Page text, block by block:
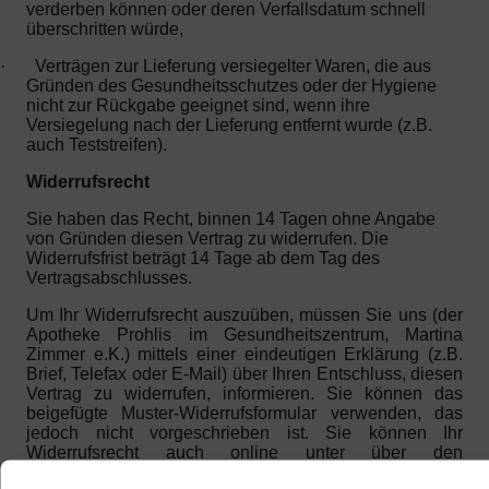
verderben können oder deren Verfallsdatum schnell
überschritten würde,
·
Verträgen zur Lieferung versiegelter Waren, die aus
Gründen des Gesundheitsschutzes oder der Hygiene
nicht zur Rückgabe geeignet sind, wenn ihre
Versiegelung nach der Lieferung entfernt wurde (z.B.
auch Teststreifen).
Widerrufsrecht
Sie haben das Recht, binnen 14 Tagen ohne Angabe
von Gründen diesen Vertrag zu widerrufen. Die
Widerrufsfrist beträgt 14 Tage ab dem Tag des
Vertragsabschlusses.
Um Ihr Widerrufsrecht auszuüben, müssen Sie uns (der
Apotheke Prohlis im Gesundheitszentrum, Martina
Zimmer e.K.) mittels einer eindeutigen Erklärung (z.B.
Brief, Telefax oder E-Mail) über Ihren Entschluss, diesen
Vertrag zu widerrufen, informieren. Sie können das
beigefügte Muster-Widerrufsformular verwenden, das
jedoch nicht vorgeschrieben ist. Sie können Ihr
Widerrufsrecht auch online unter über den